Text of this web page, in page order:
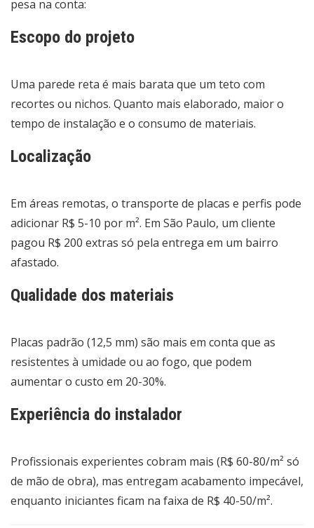
pesa na conta:
Escopo do projeto
Uma parede reta é mais barata que um teto com
recortes ou nichos. Quanto mais elaborado, maior o
tempo de instalação e o consumo de materiais.
Localização
Em áreas remotas, o transporte de placas e perfis pode
adicionar R$ 5-10 por m². Em São Paulo, um cliente
pagou R$ 200 extras só pela entrega em um bairro
afastado.
Qualidade dos materiais
Placas padrão (12,5 mm) são mais em conta que as
resistentes à umidade ou ao fogo, que podem
aumentar o custo em 20-30%.
Experiência do instalador
Profissionais experientes cobram mais (R$ 60-80/m² só
de mão de obra), mas entregam acabamento impecável,
enquanto iniciantes ficam na faixa de R$ 40-50/m².